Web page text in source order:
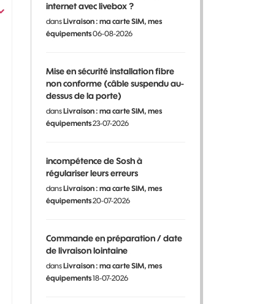
internet avec livebox ?
dansLivraison : ma carte SIM, mes
équipements06-08-2026
Mise en sécurité installation fibre
non conforme (câble suspendu au-
dessus de la porte)
dansLivraison : ma carte SIM, mes
équipements23-07-2026
incompétence de Sosh à
régulariser leurs erreurs
dansLivraison : ma carte SIM, mes
équipements20-07-2026
Commande en préparation / date
de livraison lointaine
dansLivraison : ma carte SIM, mes
équipements18-07-2026